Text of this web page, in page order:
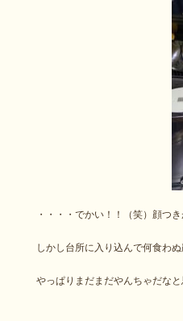
・・・・でかい！！（笑）顔つ
しかし台所に入り込んで何食わ
やっぱりまだまだやんちゃだな